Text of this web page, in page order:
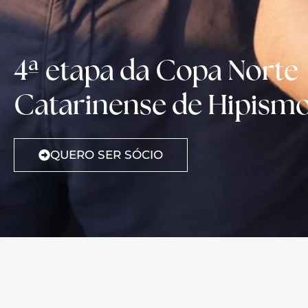
4ª etapa da Copa Norte
Catarinense de
QUERO SER SÓCIO